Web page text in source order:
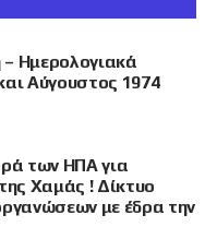
– Ημερολογιακά
Αύγουστος 1974
των ΗΠΑ για
Χαμάς ! Δίκτυο
με έδρα την